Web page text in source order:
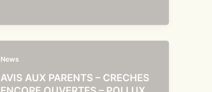
News
AVIS AUX PARENTS – CRECHES